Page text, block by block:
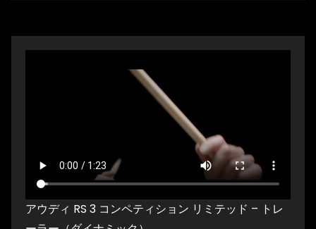
アウディ RS 3 コンペティション リミテッド – トレ